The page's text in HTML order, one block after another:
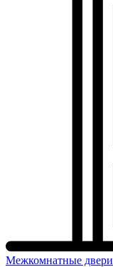
Межкомнатные двери